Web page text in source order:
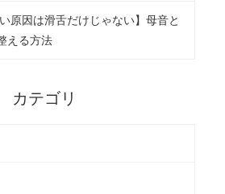
原因は滑舌だけじゃない】母音と
える方法
カテゴリ